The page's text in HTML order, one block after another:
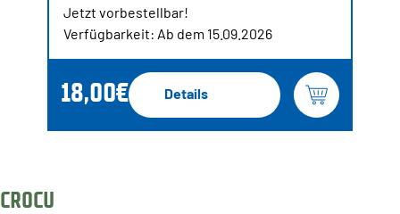
Jetzt vorbestellbar!
Verfügbarkeit: Ab dem 15.09.2026
18,00€ Details
CROCU